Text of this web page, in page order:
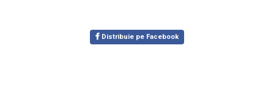
Distribuie pe Facebook